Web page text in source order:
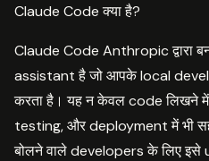
Claude Code क्या है?
Claude Code Anthropic द्वारा
assistant है जो आपके local
करता है। यह न केवल code लिखने
testing, और deployment में भी
बोलने वाले developers के लिए इसे